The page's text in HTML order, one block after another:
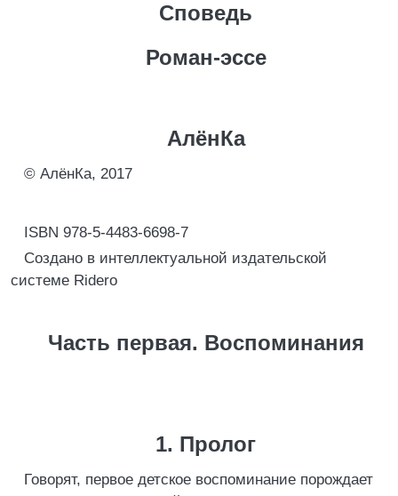
Споведь
Роман-эссе
АлёнКа
© АлёнКа, 2017
ISBN 978-5-4483-6698-7
Создано в интеллектуальной издательской
системе Ridero
Часть первая. Воспоминания
1. Пролог
Говорят, первое детское воспоминание порождает